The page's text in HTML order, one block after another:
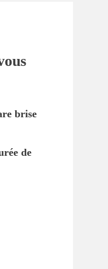
brise
de